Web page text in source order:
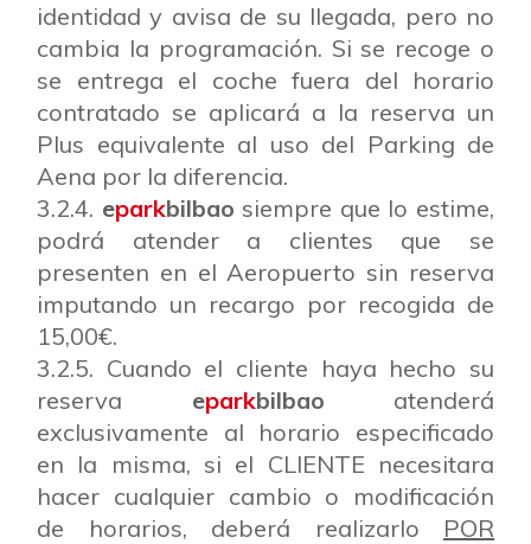
identidad y avisa de su llegada, pero no
cambia la programación. Si se recoge o
se entrega el coche fuera del horario
contratado se aplicará a la reserva un
Plus equivalente al uso del Parking de
Aena por la diferencia.
3.2.4. eparkbilbao siempre que lo estime,
podrá atender a clientes que se
presenten en el Aeropuerto sin reserva
imputando un recargo por recogida de
15,00€.
3.2.5. Cuando el cliente haya hecho su
reserva eparkbilbao atenderá
exclusivamente al horario especificado
en la misma, si el CLIENTE necesitara
hacer cualquier cambio o modificación
de horarios, deberá realizarlo POR